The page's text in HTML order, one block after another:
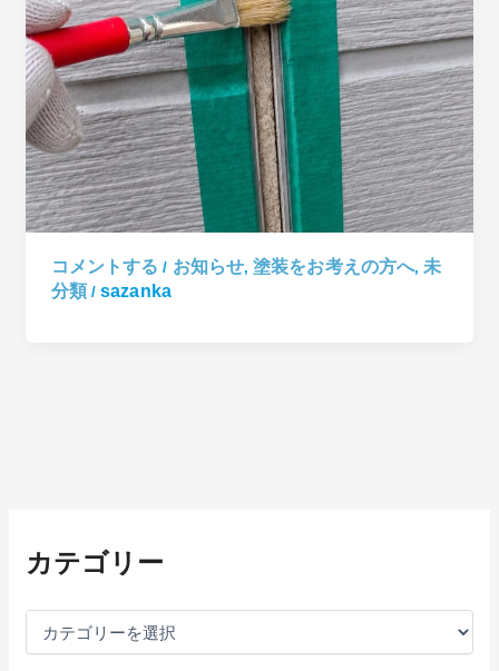
コメントする / お知らせ,塗装をお考えの方へ,未
分類 /sazanka
カテゴリー
ゴ
ー